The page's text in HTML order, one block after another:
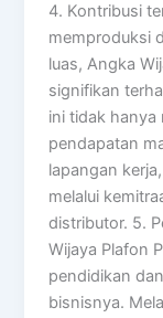
4. Kontribusi
memproduksi
luas, Angka
signifikan
ini tidak hanya
pendapatan
lapangan
melalui
distributor. 5.
Wijaya Plafon
pendidikan
bisnisnya.